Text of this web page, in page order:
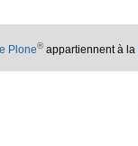
Plone®appartiennent à la